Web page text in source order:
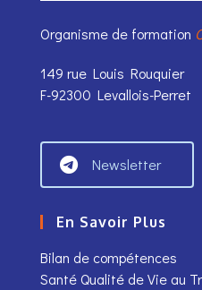
Organisme de formation
149 rue Louis Rouquier
F-92300 Levallois-Perret
Newsletter
En Savoir Plus
Bilan de compétences
Santé Qualité de Vie au